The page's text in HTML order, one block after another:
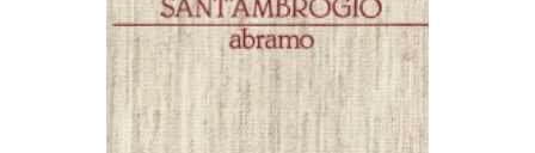
LEGGI TUTTO